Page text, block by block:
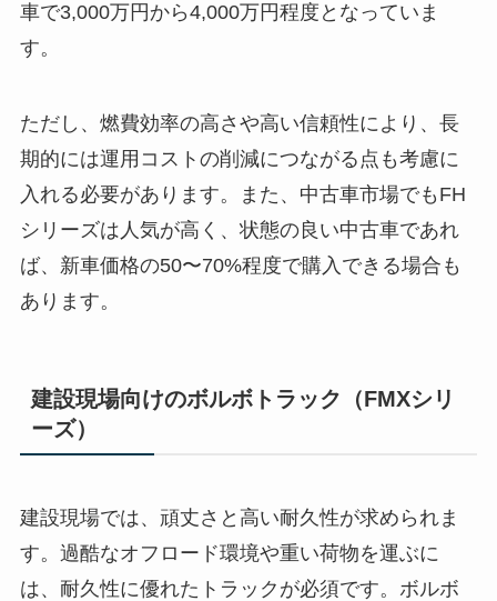
車で3,000万円から4,000万円程度となっていま
す。
ただし、燃費効率の高さや高い信頼性により、長
期的には運用コストの削減につながる点も考慮に
入れる必要があります。また、中古車市場でもFH
シリーズは人気が高く、状態の良い中古車であれ
ば、新車価格の50〜70%程度で購入できる場合も
あります。
建設現場向けのボルボトラック（FMXシリ
ーズ）
建設現場では、頑丈さと高い耐久性が求められま
す。過酷なオフロード環境や重い荷物を運ぶに
は、耐久性に優れたトラックが必須です。ボルボ